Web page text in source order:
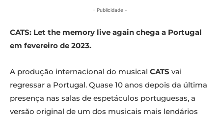
- Publicidade -
CATS: Let the memory live again chega a Portugal
em fevereiro de 2023.
A produção internacional do musical CATS vai
regressar a Portugal. Quase 10 anos depois da última
presença nas salas de espetáculos portuguesas, a
versão original de um dos musicais mais lendários